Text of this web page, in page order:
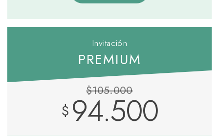
Invitación
PREMIUM
$105.000
$ 94.500